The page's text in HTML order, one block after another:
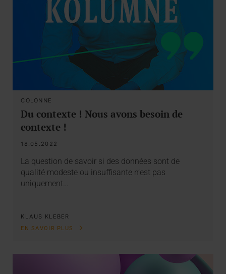
COLONNE
Du contexte ! Nous avons besoin de
contexte !
18.05.2022
La question de savoir si des données sont de
qualité modeste ou insuffisante n’est pas
uniquement…
KLAUS KLEBER
EN SAVOIR PLUS